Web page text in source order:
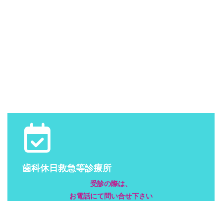
歯科休日救急等診療所
受診の際は、
お電話にて問い合せ下さい